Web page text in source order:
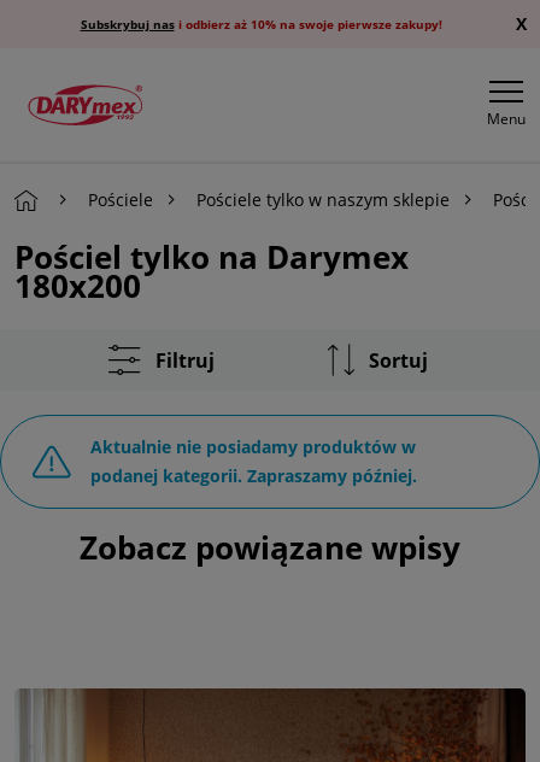
Subskrybuj nasi odbierz aż 10% na swoje pierwsze zakupy! X
Menu
Pościele Pościele tylko w naszym sklepie
Pościel tylko na Darymex
180x200
Filtruj Sortuj
Aktualnie nie posiadamy produktów w
podanej kategorii. Zapraszamy później.
Zobacz powiązane wpisy